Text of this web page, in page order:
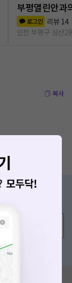
부평열린안과
로그인 리뷰 14
인천 부평구 삼산2
복사
러가기